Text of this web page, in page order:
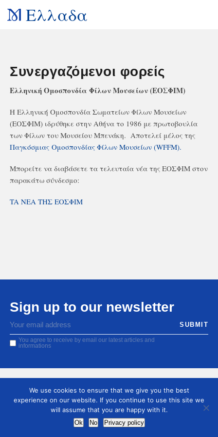
Ελλαδα
Συνεργαζόμενοι φορείς
Ελληνική Ομοσπονδία Φίλων Μουσείων (ΕΟΣΦΙΜ)
Η Ελληνική Ομοσπονδία Σωματείων Φίλων Μουσείων
(ΕΟΣΦΙΜ) ιδρύθηκε στην Αθήνα το 1986 με πρωτοβουλία
των Φίλων του Μουσείου Μπενάκη. Αποτελεί μέλος της
Παγκόσμιας Ομοσπονδίας Φίλων Μουσείων (WFFM).
Μπορείτε να διαβάσετε τα τελευταία νέα της ΕΟΣΦΙΜ στον
παρακάτω σύνδεσμο:
TA NEA THΣ ΕΟΣΦΙΜ
Sign up to our newsletter
You agree to receive by email our latest articles and
informations
We use cookies to ensure that we give you the best
experience on our website. If you continue to use this site we
will assume that you are happy with it.
Ok No Privacy policy